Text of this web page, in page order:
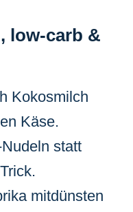
low-carb &
Kokosmilch
Käse.
statt
mitdünsten